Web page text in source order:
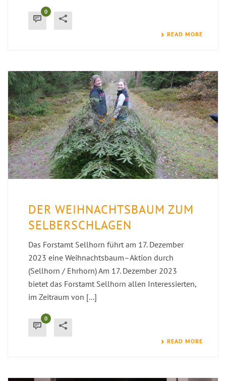
0
READ MORE
DER WEIHNACHTSBAUM ZUM
SELBERSCHLAGEN
Das Forstamt Sellhorn führt am 17. Dezember
2023 eine Weihnachtsbaum–Aktion durch
(Sellhorn / Ehrhorn) Am 17. Dezember 2023
bietet das Forstamt Sellhorn allen Interessierten,
im Zeitraum von [...]
0
READ MORE